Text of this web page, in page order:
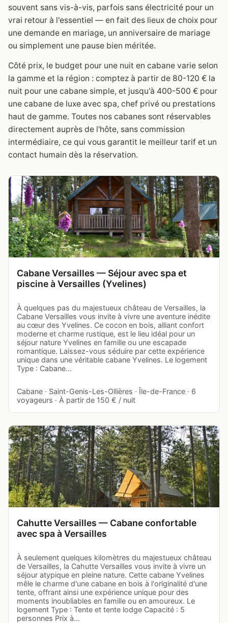
souvent sans vis-à-vis, parfois sans électricité pour un
vrai retour à l'essentiel — en fait des lieux de choix pour
une demande en mariage, un anniversaire de mariage
ou simplement une pause bien méritée.
Côté prix, le budget pour une nuit en cabane varie selon
la gamme et la région : comptez à partir de 80-120 € la
nuit pour une cabane simple, et jusqu'à 400-500 € pour
une cabane de luxe avec spa, chef privé ou prestations
haut de gamme. Toutes nos cabanes sont réservables
directement auprès de l'hôte, sans commission
intermédiaire, ce qui vous garantit le meilleur tarif et un
contact humain dès la réservation.
Cabane Versailles — Séjour avec spa et
piscine à Versailles (Yvelines)
À quelques pas du majestueux château de Versailles, la
Cabane Versailles vous invite à vivre une aventure inédite
au cœur des Yvelines. Ce cocon en bois, alliant confort
moderne et charme rustique, est le lieu idéal pour un
séjour nature Yvelines en famille ou une escapade
romantique. Laissez-vous séduire par cette expérience
unique dans une véritable cabane Yvelines. Le logement
Type : Cabane…
Cabane · Saint-Genis-Les-Ollières · Île-de-France · 6
voyageurs · À partir de 150 € / nuit
Cahutte Versailles — Cabane confortable
avec spa à Versailles
À seulement quelques kilomètres du majestueux château
de Versailles, la Cahutte Versailles vous invite à vivre un
séjour atypique en pleine nature. Cette cabane Yvelines
mêle le charme d'une cabane en bois à l'originalité d'une
tente, offrant ainsi une expérience unique pour des
moments inoubliables en famille ou en amoureux. Le
logement Type : Tente et tente lodge Capacité : 5
personnes Prix à…